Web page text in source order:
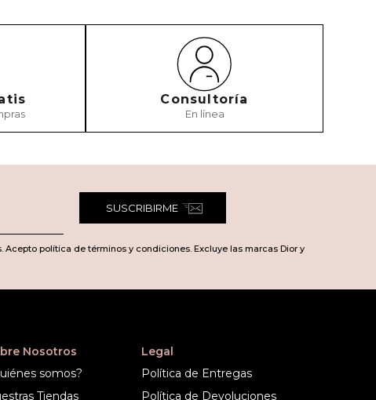
Consultoría
En línea
SUSCRIBIRME
política de términos y condiciones. Excluye las marcas Dior y
Nosotros
somos?
Tiendas
Legal
Política de Entregas
Política de Devoluciones